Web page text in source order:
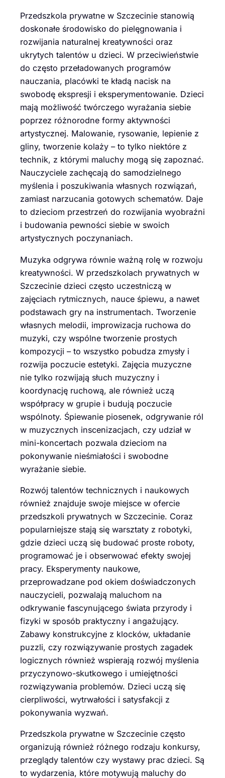
Przedszkola prywatne w Szczecinie stanowią
doskonałe środowisko do pielęgnowania i
rozwijania naturalnej kreatywności oraz
ukrytych talentów u dzieci. W przeciwieństwie
do często przeładowanych programów
nauczania, placówki te kładą nacisk na
swobodę ekspresji i eksperymentowanie. Dzieci
mają możliwość twórczego wyrażania siebie
poprzez różnorodne formy aktywności
artystycznej. Malowanie, rysowanie, lepienie z
gliny, tworzenie kolaży – to tylko niektóre z
technik, z którymi maluchy mogą się zapoznać.
Nauczyciele zachęcają do samodzielnego
myślenia i poszukiwania własnych rozwiązań,
zamiast narzucania gotowych schematów. Daje
to dzieciom przestrzeń do rozwijania wyobraźni
i budowania pewności siebie w swoich
artystycznych poczynaniach.
Muzyka odgrywa równie ważną rolę w rozwoju
kreatywności. W przedszkolach prywatnych w
Szczecinie dzieci często uczestniczą w
zajęciach rytmicznych, nauce śpiewu, a nawet
podstawach gry na instrumentach. Tworzenie
własnych melodii, improwizacja ruchowa do
muzyki, czy wspólne tworzenie prostych
kompozycji – to wszystko pobudza zmysły i
rozwija poczucie estetyki. Zajęcia muzyczne
nie tylko rozwijają słuch muzyczny i
koordynację ruchową, ale również uczą
współpracy w grupie i budują poczucie
wspólnoty. Śpiewanie piosenek, odgrywanie ról
w muzycznych inscenizacjach, czy udział w
mini-koncertach pozwala dzieciom na
pokonywanie nieśmiałości i swobodne
wyrażanie siebie.
Rozwój talentów technicznych i naukowych
również znajduje swoje miejsce w ofercie
przedszkoli prywatnych w Szczecinie. Coraz
popularniejsze stają się warsztaty z robotyki,
gdzie dzieci uczą się budować proste roboty,
programować je i obserwować efekty swojej
pracy. Eksperymenty naukowe,
przeprowadzane pod okiem doświadczonych
nauczycieli, pozwalają maluchom na
odkrywanie fascynującego świata przyrody i
fizyki w sposób praktyczny i angażujący.
Zabawy konstrukcyjne z klocków, układanie
puzzli, czy rozwiązywanie prostych zagadek
logicznych również wspierają rozwój myślenia
przyczynowo-skutkowego i umiejętności
rozwiązywania problemów. Dzieci uczą się
cierpliwości, wytrwałości i satysfakcji z
pokonywania wyzwań.
Przedszkola prywatne w Szczecinie często
organizują również różnego rodzaju konkursy,
przeglądy talentów czy wystawy prac dzieci. Są
to wydarzenia, które motywują maluchy do